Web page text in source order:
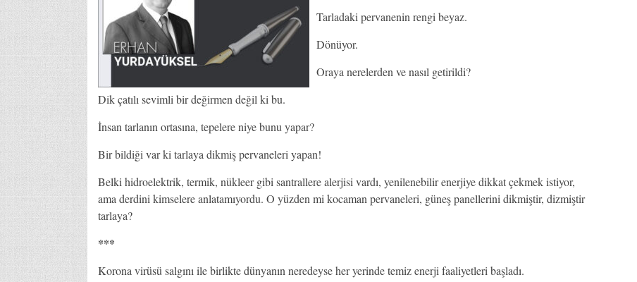
Tarladaki pervanenin rengi beyaz.
Dönüyor.
Oraya nerelerden ve nasıl getirildi?
Dik çatılı sevimli bir değirmen değil ki bu.
İnsan tarlanın ortasına, tepelere niye bunu yapar?
Bir bildiği var ki tarlaya dikmiş pervaneleri yapan!
Belki hidroelektrik, termik, nükleer gibi santrallere alerjisi vardı, yenilenebilir enerjiye dikkat çekmek istiyor,
ama derdini kimselere anlatamıyordu. O yüzden mi kocaman pervaneleri, güneş panellerini dikmiştir, dizmiştir
tarlaya?
***
Korona virüsü salgını ile birlikte dünyanın neredeyse her yerinde temiz enerji faaliyetleri başladı.